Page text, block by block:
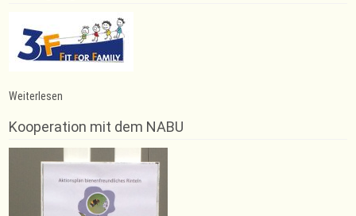
Weiterlesen
Trainingszeiten
Kooperation mit dem NABU